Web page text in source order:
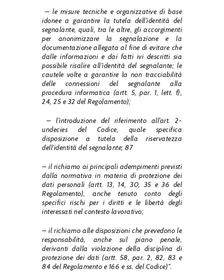
– le misure tecniche e organizzative di base
idonee a garantire la tutela dell’identità del
segnalante, quali, tra le altre, gli accorgimenti
per anonimizzare la segnalazione e la
documentazione allegata al fine di evitare che
dalle informazioni e dai fatti ivi descritti sia
possibile risalire all’identità del segnalante; le
cautele volte a garantire la non tracciabilità
delle connessioni del segnalante alla
procedura informatica (artt. 5, par. 1, lett. f),
24, 25 e 32 del Regolamento);
– l’introduzione del riferimento all’art.2-
undecies del Codice, quale specifica
disposizione a tutela della riservatezza
dell’identità del segnalante; 87
– il richiamo ai principali adempimenti previsti
dalla normativa in materia di protezione dei
dati personali (artt. 13, 14, 30, 35 e 36 del
Regolamento), anche tenuto conto degli
specifici rischi per i diritti e le libertà degli
interessati nel contesto lavorativo;
– il richiamo alle disposizioni che prevedono le
responsabilità, anche sul piano penale,
derivanti dalla violazione della disciplina di
protezione dei dati (artt. 58, par. 2, 82, 83 e
84 del Regolamento e 166 e ss. del Codice)”.